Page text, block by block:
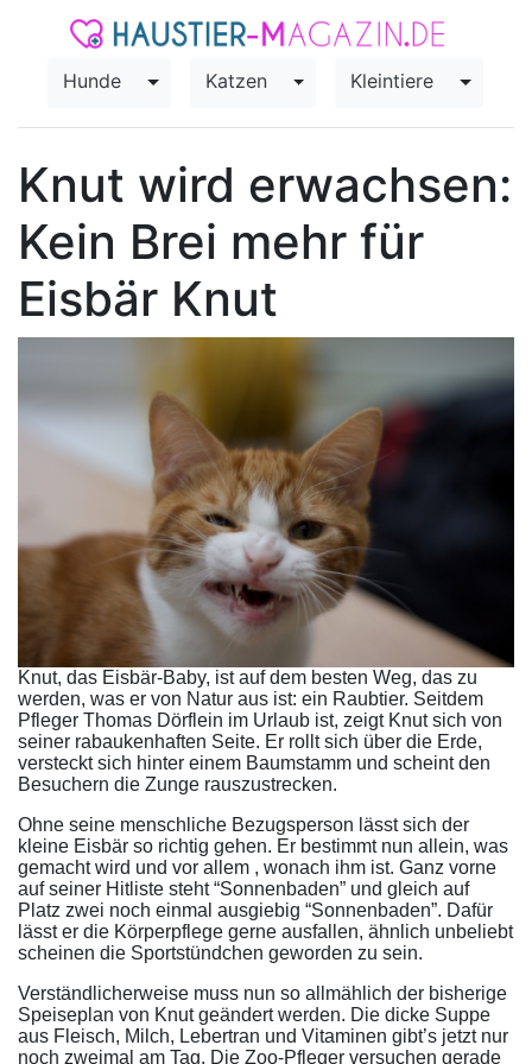
Hunde Toggle Dropdown
Katzen Toggle Dropdown
Kleintiere Toggle
Knut wird erwachsen:
Kein Brei mehr für
Eisbär Knut
Knut, das Eisbär-Baby, ist auf dem besten Weg, das zu
werden, was er von Natur aus ist: ein Raubtier. Seitdem
Pfleger Thomas Dörflein im Urlaub ist, zeigt Knut sich von
seiner rabaukenhaften Seite. Er rollt sich über die Erde,
versteckt sich hinter einem Baumstamm und scheint den
Besuchern die Zunge rauszustrecken.
Ohne seine menschliche Bezugsperson lässt sich der
kleine Eisbär so richtig gehen. Er bestimmt nun allein, was
gemacht wird und vor allem , wonach ihm ist. Ganz vorne
auf seiner Hitliste steht “Sonnenbaden” und gleich auf
Platz zwei noch einmal ausgiebig “Sonnenbaden”. Dafür
lässt er die Körperpflege gerne ausfallen, ähnlich unbeliebt
scheinen die Sportstündchen geworden zu sein.
Verständlicherweise muss nun so allmählich der bisherige
Speiseplan von Knut geändert werden. Die dicke Suppe
aus Fleisch, Milch, Lebertran und Vitaminen gibt’s jetzt nur
noch zweimal am Tag. Die Zoo-Pfleger versuchen gerade